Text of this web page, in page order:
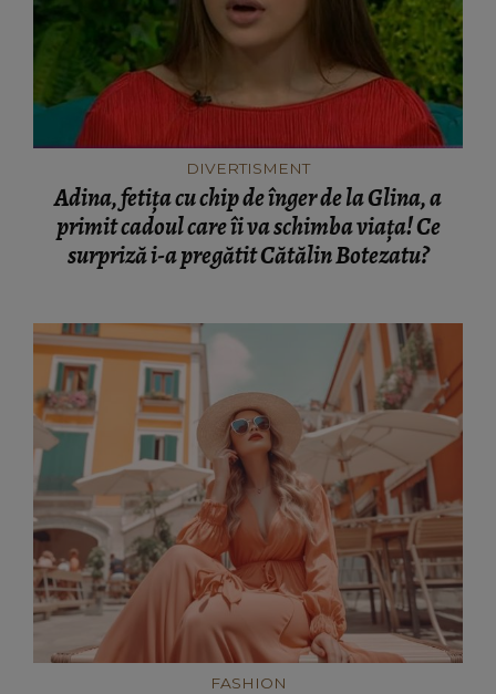
DIVERTISMENT
Adina, fetița cu chip de înger de la Glina, a
primit cadoul care îi va schimba viața! Ce
surpriză i-a pregătit Cătălin Botezatu?
FASHION